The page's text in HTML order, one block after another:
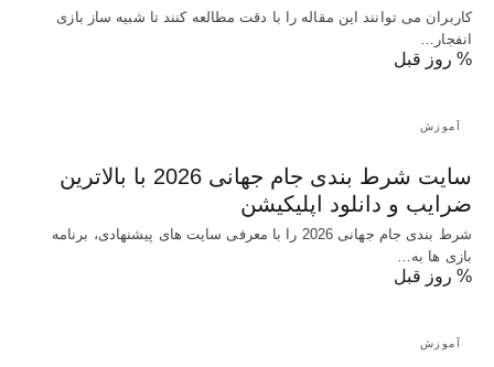
کاربران می توانند این مقاله را با دقت مطالعه کنند تا شبیه ساز بازی
انفجار…
% روز قبل
آموزش
سایت شرط بندی جام جهانی 2026 با بالاترین
ضرایب و دانلود اپلیکیشن
شرط بندی جام جهانی 2026 را با معرفی سایت های پیشنهادی، برنامه
بازی ها به…
% روز قبل
آموزش